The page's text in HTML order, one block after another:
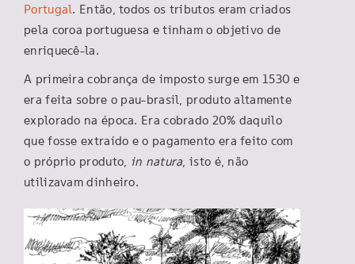
Portugal. Então, todos os tributos eram criados
pela coroa portuguesa e tinham o objetivo de
enriquecê-la.
A primeira cobrança de imposto surge em 1530 e
era feita sobre o pau-brasil, produto altamente
explorado na época. Era cobrado 20% daquilo
que fosse extraído e o pagamento era feito com
o próprio produto, in natura , isto é, não
utilizavam dinheiro.